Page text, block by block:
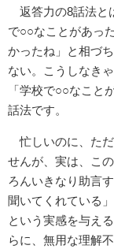
返答力の8話法と
で○○なことがあっ
かったね」と相づ
ない。こうしなき
「学校で○○なこと
話法です。
忙しいのに、ただ
せんが、実は、こ
ろんいきなり助言
聞いてくれている
という実感を与え
らに、無用な理解